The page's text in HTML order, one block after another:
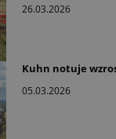
26.03.2026
Kuhn notuje
05.03.2026